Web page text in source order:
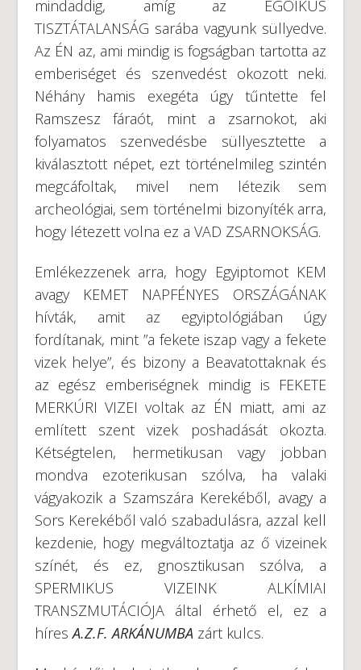
mindaddig, amíg az EGOIKUS
TISZTÁTALANSÁG sarába vagyunk süllyedve.
Az ÉN az, ami mindig is fogságban tartotta az
emberiséget és szenvedést okozott neki.
Néhány hamis exegéta úgy tűntette fel
Ramszesz fáraót, mint a zsarnokot, aki
folyamatos szenvedésbe süllyesztette a
kiválasztott népet, ezt történelmileg szintén
megcáfoltak, mivel nem létezik sem
archeológiai, sem történelmi bizonyíték arra,
hogy létezett volna ez a VAD ZSARNOKSÁG.
Emlékezzenek arra, hogy Egyiptomot KEM
avagy KEMET NAPFÉNYES ORSZÁGÁNAK
hívták, amit az egyiptológiában úgy
fordítanak, mint ”a fekete iszap vagy a fekete
vizek helye”, és bizony a Beavatottaknak és
az egész emberiségnek mindig is FEKETE
MERKÚRI VIZEI voltak az ÉN miatt, ami az
említett szent vizek poshadását okozta.
Kétségtelen, hermetikusan vagy jobban
mondva ezoterikusan szólva, ha valaki
vágyakozik a Szamszára Kerekéből, avagy a
Sors Kerekéből való szabadulásra, azzal kell
kezdenie, hogy megváltoztatja az ő vizeinek
színét, és ez, gnosztikusan szólva, a
SPERMIKUS VIZEINK ALKÍMIAI
TRANSZMUTÁCIÓJA által érhető el, ez a
híresA.Z.F. ARKÁNUMBA zárt kulcs.